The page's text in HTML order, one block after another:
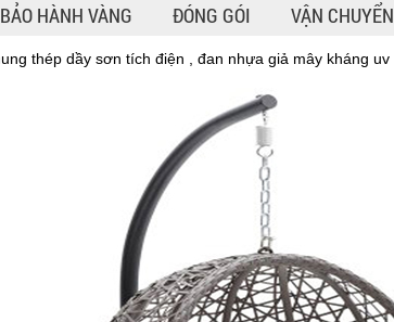
BẢO HÀNH VÀNG ĐÓNG GÓI VẬN CHUYỂN
thép dầy sơn tích điện , đan nhựa giả mây kháng